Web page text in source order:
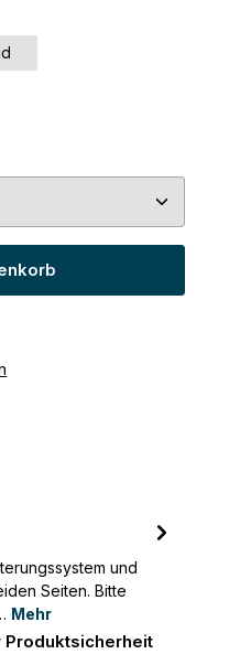
gewünschten Wert
und
Seiten. Bitte
Mehr
Produktsicherheit